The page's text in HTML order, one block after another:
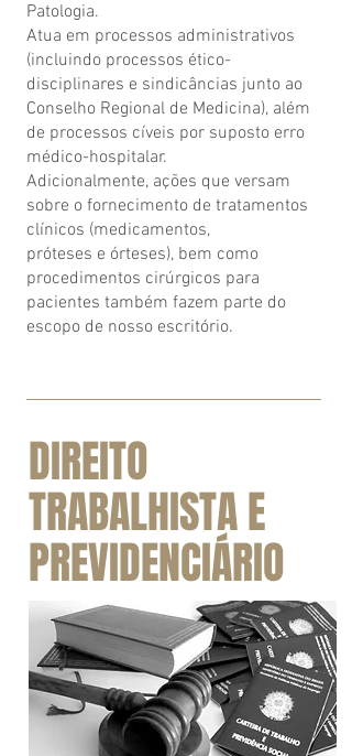
Patologia.
Atua em processos administrativos
(incluindo processos ético-
disciplinares e sindicâncias junto ao
Conselho Regional de Medicina), além
de processos cíveis por suposto erro
médico-hospitalar.
Adicionalmente, ações que versam
sobre o fornecimento de tratamentos
clínicos (medicamentos,
próteses e órteses), bem como
procedimentos cirúrgicos para
pacientes também fazem parte do
escopo de nosso escritório.
DIREITO
TRABALHISTA E
PREVIDENCIÁRIO